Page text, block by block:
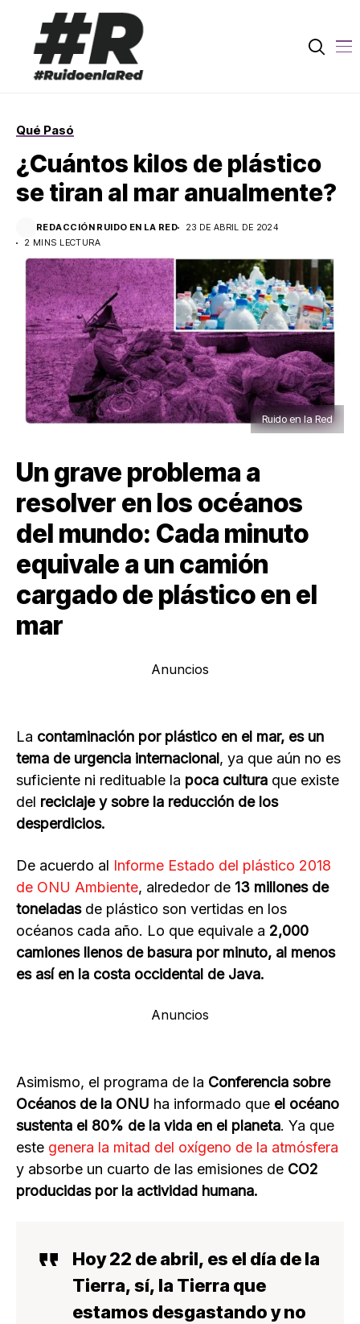
Qué Pasó
¿Cuántos kilos de plástico
se tiran al mar anualmente?
REDACCIÓN RUIDO EN LA RED
23 DE ABRIL DE 2024
2 MINS LECTURA
Ruido en la Red
Un grave problema a
resolver en los océanos
del mundo: Cada minuto
equivale a un camión
cargado de plástico en el
mar
Anuncios
La contaminación por plástico en el mar, es un
tema de urgencia internacional, ya que aún no es
suficiente ni redituable la poca cultura que existe
del reciclaje y sobre la reducción de los
desperdicios.
De acuerdo al Informe Estado del plástico 2018
de ONU Ambiente, alrededor de 13 millones de
toneladasde plástico son vertidas en los
océanos cada año. Lo que equivale a 2,000
camiones llenos de basura por minuto, al menos
es así en la costa occidental de Java.
Anuncios
Asimismo, el programa de la Conferencia sobre
Océanos de la ONU ha informado que el océano
sustenta el 80% de la vida en el planeta. Ya que
este genera la mitad del oxígeno de la atmósfera
y absorbe un cuarto de las emisiones de CO2
producidas por la actividad humana.
Hoy 22 de abril, es el día de la
Tierra, sí, la Tierra que
estamos desgastando y no